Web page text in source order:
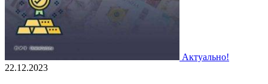
Актуально!
22.12.2023